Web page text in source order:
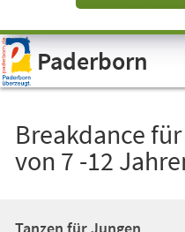
Visuelle
Assistenzsoftware
öffnen.Paderborn
Breakdance
von 7 -12
Tanzen für Jungen